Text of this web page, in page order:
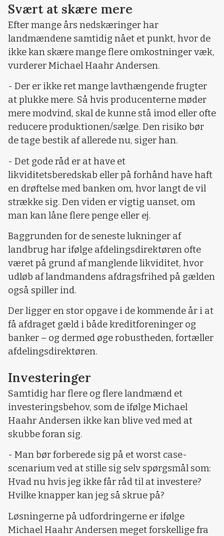
Svært at skære mere
Efter mange års nedskæringer har
landmændene samtidig nået et punkt, hvor de
ikke kan skære mange flere omkostninger væk,
vurderer Michael Haahr Andersen.
- Der er ikke ret mange lavthængende frugter
at plukke mere. Så hvis producenterne møder
mere modvind, skal de kunne stå imod eller ofte
reducere produktionen/sælge. Den risiko bør
de tage bestik af allerede nu, siger han.
- Det gode råd er at have et
likviditetsberedskab eller på forhånd have haft
en drøftelse med banken om, hvor langt de vil
strække sig. Den viden er vigtig uanset, om
man kan låne flere penge eller ej.
Baggrunden for de seneste lukninger af
landbrug har ifølge afdelingsdirektøren ofte
været på grund af manglende likviditet, hvor
udløb af landmandens afdragsfrihed på gælden
også spiller ind.
Der ligger en stor opgave i de kommende år i at
få afdraget gæld i både kreditforeninger og
banker – og dermed øge robustheden, fortæller
afdelingsdirektøren.
Investeringer
Samtidig har flere og flere landmænd et
investeringsbehov, som de ifølge Michael
Haahr Andersen ikke kan blive ved med at
skubbe foran sig.
- Man bør forberede sig på et worst case-
scenarium ved at stille sig selv spørgsmål som:
Hvad nu hvis jeg ikke får råd til at investere?
Hvilke knapper kan jeg så skrue på?
Løsningerne på udfordringerne er ifølge
Michael Haahr Andersen meget forskellige fra